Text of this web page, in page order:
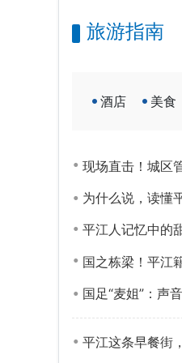
旅游指南
酒店 美食
现场直击！城区
为什么说，读懂
平江人记忆中的
国之栋梁！平江
国足“麦姐”：声
平江这条早餐街